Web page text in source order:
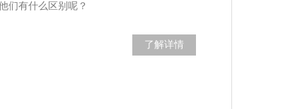
们有什么区别呢？
了解详情